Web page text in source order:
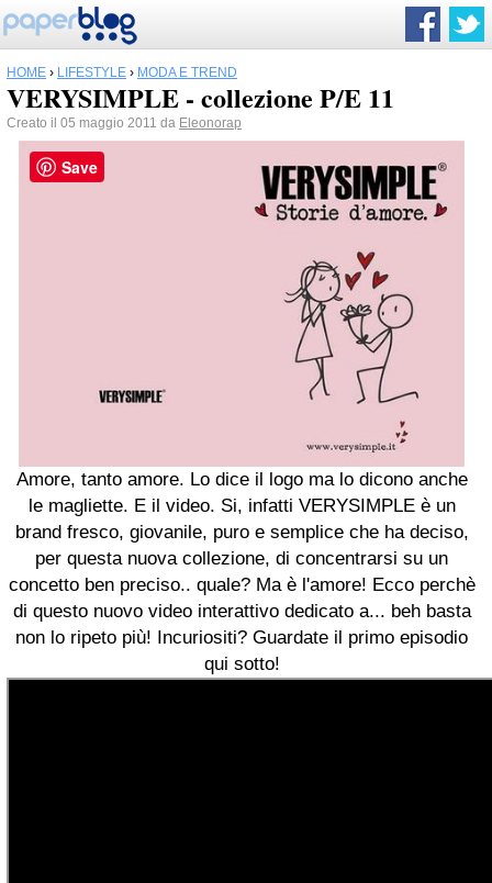
HOME › LIFESTYLE › MODA E TREND
VERYSIMPLE - collezione P/E 11
Creato il 05 maggio 2011 da Eleonorap
Amore, tanto amore. Lo dice il logo ma lo dicono anche
le magliette. E il video. Si, infatti VERYSIMPLE è un
brand fresco, giovanile, puro e semplice che ha deciso,
per questa nuova collezione, di concentrarsi su un
concetto ben preciso.. quale? Ma è l'amore! Ecco perchè
di questo nuovo video interattivo dedicato a... beh basta
non lo ripeto più! Incuriositi? Guardate il primo episodio
qui sotto!
Save